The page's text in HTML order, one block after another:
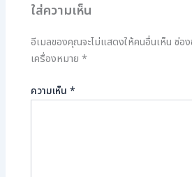
ใส่ความเห็น
อีเมลของคุณจะไม่แสดงให้คนอื่นเห็น ช่อ
เครื่องหมาย*
ความเห็น*